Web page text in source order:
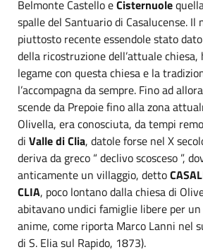
Belmonte Castello eCisternuole
spalle del Santuario di Casalucense. Il
piuttosto recente essendole stato
della ricostruzione dell’attuale
legame con questa chiesa e la
l’accompagna da sempre. Fino ad
scende da Prepoie fino alla zona
Olivella, era conosciuta, da tempi
di Valle di Clia, datole forse nel X
deriva da greco “ declivo scosceso ”,
anticamente un villaggio, detto
CLIA, poco lontano dalla chiesa di
abitavano undici famiglie libere per
anime, come riporta Marco Lanni nel
di S. Elia sul Rapido, 1873).